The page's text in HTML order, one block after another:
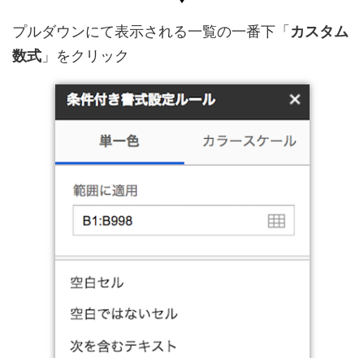
プルダウンにて表示される一覧の一番下「 カスタム
数式 」をクリック